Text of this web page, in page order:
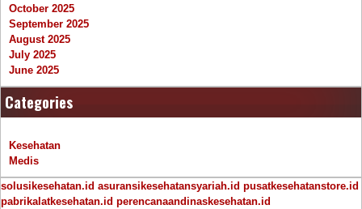
October 2025
September 2025
August 2025
July 2025
June 2025
Categories
Kesehatan
Medis
solusikesehatan.id asuransikesehatansyariah.id pusatkesehatanstore.id
pabrikalatkesehatan.id perencanaandinaskesehatan.id